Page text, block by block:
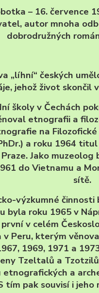
– 16. července
autor mnoha
dobrodružných
„líhní“ českých
jehož život skončil
školy v Čechách
etnografii a
na
a roku 1964
Jako
do Vietnamu a
sítě.
výzkumné
byla roku 1965 v
v celém
v Peru, kterým
1969, 1971 a
Tzeltalů a
etnografických a
tím pak souvisí i